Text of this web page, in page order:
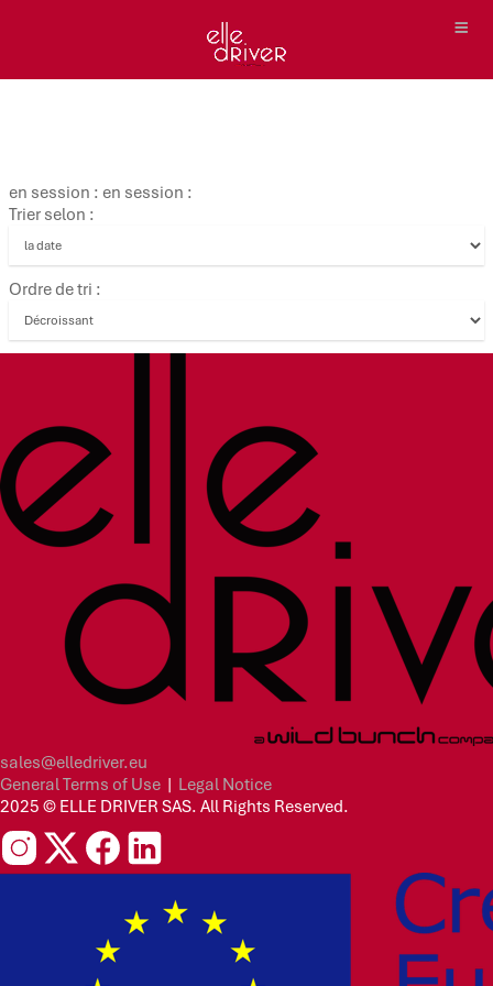
en session : en session :
Trier selon :
Ordre de tri :
sales@elledriver.eu
General Terms of Use | Legal Notice
2025 © ELLE DRIVER SAS. All Rights Reserved.